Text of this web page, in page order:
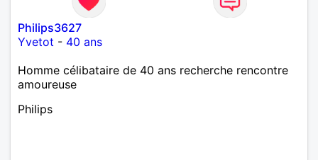
Philips3627
Yvetot - 40 ans
Homme célibataire de 40 ans recherche rencontre
amoureuse
Philips